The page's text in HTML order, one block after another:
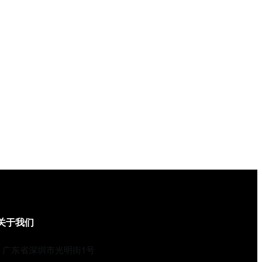
于我们
广东省深圳市光明街1号